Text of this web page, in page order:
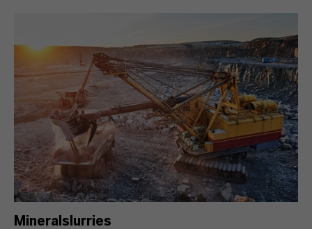
Mineralslurries